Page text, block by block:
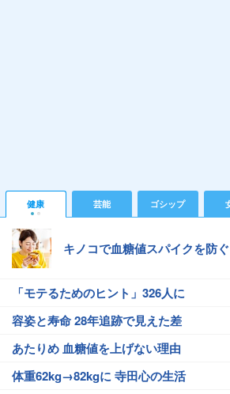
健康 芸能 ゴシップ
キノコで血糖値スパイクを防ぐ
「モテるためのヒント」326人に
容姿と寿命 28年追跡で見えた差
あたりめ 血糖値を上げない理由
体重62kg→82kgに 寺田心の生活